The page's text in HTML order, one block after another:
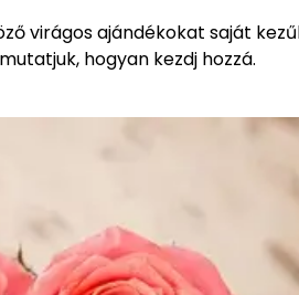
virágos ajándékokat saját
hogyan kezdj hozzá.